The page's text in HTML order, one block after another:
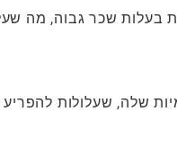
שכר גבוה, מה
שלה, שעלולות